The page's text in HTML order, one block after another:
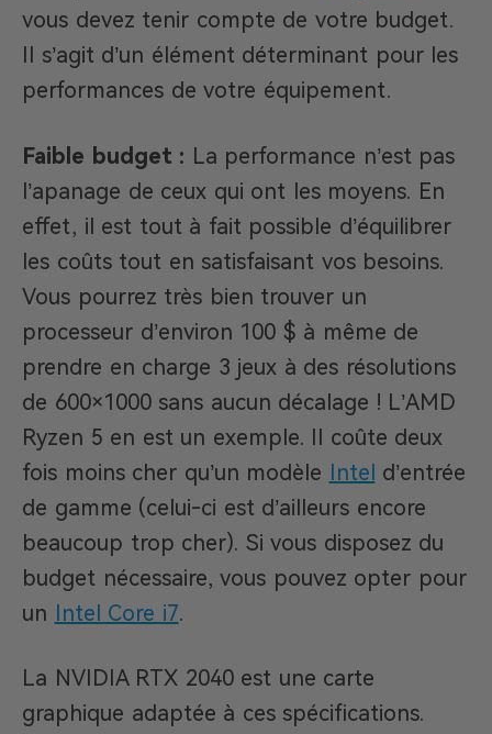
vous devez tenir compte de votre budget.
Il s’agit d’un élément déterminant pour les
performances de votre équipement.
Faible budget : La performance n’est pas
l’apanage de ceux qui ont les moyens. En
effet, il est tout à fait possible d’équilibrer
les coûts tout en satisfaisant vos besoins.
Vous pourrez très bien trouver un
processeur d’environ 100 $ à même de
prendre en charge 3 jeux à des résolutions
de 600×1000 sans aucun décalage ! L’AMD
Ryzen 5 en est un exemple. Il coûte deux
fois moins cher qu’un modèle Intel d’entrée
de gamme (celui-ci est d’ailleurs encore
beaucoup trop cher). Si vous disposez du
budget nécessaire, vous pouvez opter pour
un Intel Core i7.
La NVIDIA RTX 2040 est une carte
graphique adaptée à ces spécifications.